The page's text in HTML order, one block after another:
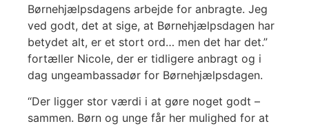
Børnehjælpsdagens arbejde for anbragte. Jeg
ved godt, det at sige, at Børnehjælpsdagen har
betydet alt, er et stort ord… men det har det.”
fortæller Nicole, der er tidligere anbragt og i
dag ungeambassadør for Børnehjælpsdagen.
“Der ligger stor værdi i at gøre noget godt –
sammen. Børn og unge får her mulighed for at